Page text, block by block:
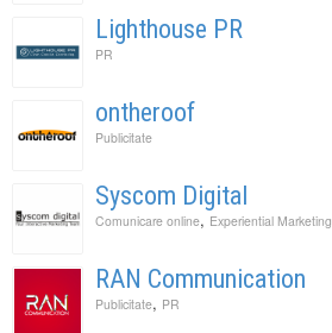
Lighthouse PR
PR
ontheroof
Publicitate
Syscom Digital
Comunicare online, Experiential Marketing
RAN Communication
Publicitate, PR